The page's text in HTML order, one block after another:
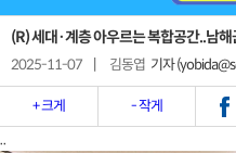
(R) 세대·계층 아우르는 복합공간..남
2025-11-07 김동엽 기자
+ 크게 - 작게
..